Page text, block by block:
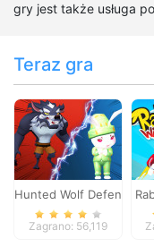
gry jest także usługa
Teraz gra
Hunted Wolf Defense
Zagrano: 56,119